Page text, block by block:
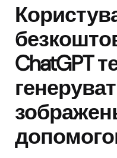
ChatGPT